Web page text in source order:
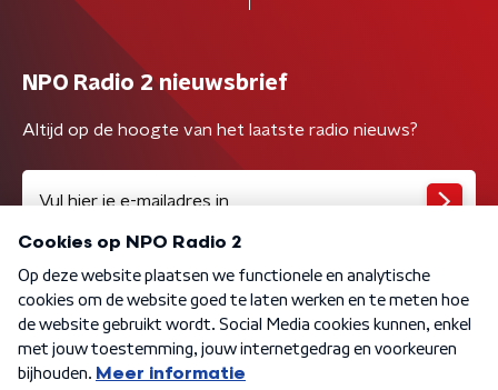
NPO Radio 2 nieuwsbrief
Altijd op de hoogte van het laatste radio nieuws?
Algemene voorwaarden